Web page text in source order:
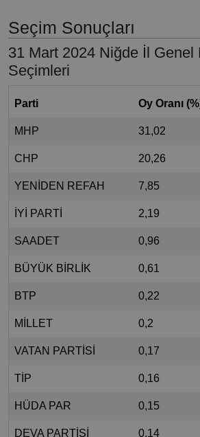
Seçim Sonuçları
31 Mart 2024 Niğde İl Genel
Seçimleri
Parti Oy Oranı
MHP 31,02
CHP 20,26
YENİDEN REFAH 7,85
İYİ PARTİ 2,19
SAADET 0,96
BÜYÜK BİRLİK 0,61
BTP 0,22
MİLLET 0,2
VATAN PARTİSİ 0,17
TİP 0,16
HÜDA PAR 0,15
DEVA PARTİSİ 0,14